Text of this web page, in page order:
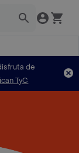
de
TyC